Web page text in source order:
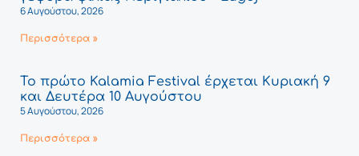
6 Αυγούστου, 2026
Περισσότερα »
Το πρώτο Kalamia Festival έρχεται Κυριακή 9
και Δευτέρα 10 Αυγούστου
5 Αυγούστου, 2026
Περισσότερα »